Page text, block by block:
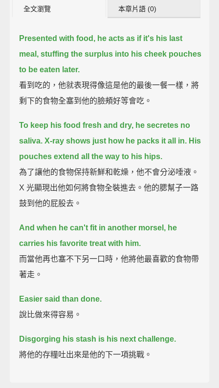
全文瀏覽 本章片語 (0)
Presented with food, he acts as if it's his last
meal, stuffing the surplus into his cheek pouches
to be eaten later.
看到吃的，他就表現得像這是他的最後一餐一樣，將
剩下的食物全塞到他的臉頰好等會吃。
To keep his food fresh and dry, he secretes no
saliva. X-ray shows just how he packs it all in. His
pouches extend all the way to his hips.
為了讓他的食物保持新鮮和乾燥，他不會分泌唾液。
X 光顯現出他如何將食物全裝進去。他的腮幫子一路
鼓到他的屁股去。
And when he can't fit in another morsel, he
carries his favorite treat with him.
而當他再也塞不下另一口時，他將他最喜歡的食物帶
著走。
Easier said than done.
說比做來得容易。
Disgorging his stash is his next challenge.
將他的存糧吐出來是他的下一項挑戰。